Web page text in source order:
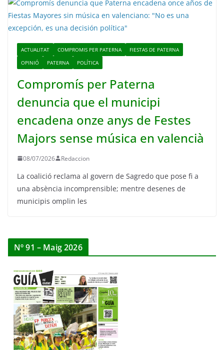
ACTUALITAT COMPROMIS PER PATERNA
FIESTAS DE PATERNA
OPINIÓ
PATERNA POLÍTICA
Compromís per Paterna
denuncia que el municipi
encadena onze anys de Festes
Majors sense música en valencià
08/07/2026 Redaccion
La coalició reclama al govern de Sagredo que pose fi a
una absència incomprensible; mentre desenes de
municipis omplin les
Nº 91 – Maig 2026